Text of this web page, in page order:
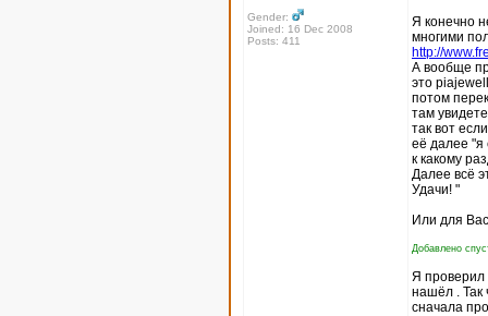
Gender:
Joined: 16 Dec 2008
Posts: 411
Я конечно
многими
http://
А вообще
это
потом
там
так вот
её далее "я
к какому
Далее всё
Удачи! "
Или для
Добавлено
Я проверил
нашёл . Так
сначала